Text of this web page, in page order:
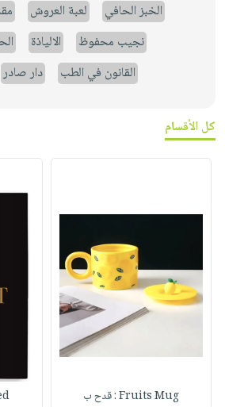
الخبز الحافي لعبة العروش
نجيب محفوظ
الالياذة
القانون في الطب
دار صادر
كل الأقسام
Fruits Mug : قدح ب